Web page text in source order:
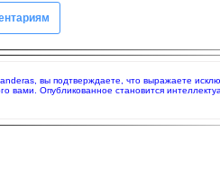
вы подтверждаете, что выражаете
Опубликованное становится